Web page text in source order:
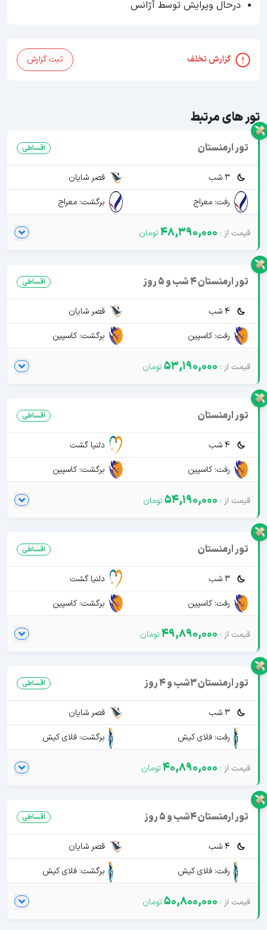
درحال ویرایش توسط آژانس
گزارش تخلف ثبت گزارش
تور های مرتبط
تور ارمنستان اقساطی
3 شب
قصر شایان
رفت: معراج
برگشت: معراج
48,390,000
تور ارمنستان 4 شب و 5 روز اقساطی
4 شب
قصر شایان
رفت: کاسپین
برگشت: کاسپین
53,190,000
تور ارمنستان اقساطی
4 شب
دلنیا گشت
رفت: کاسپین
برگشت: کاسپین
54,190,000
تور ارمنستان اقساطی
3 شب
دلنیا گشت
رفت: کاسپین
برگشت: کاسپین
49,890,000
تور ارمنستان 3شب و 4 روز اقساطی
3 شب
قصر شایان
رفت: فلای کیش
برگشت: فلای کیش
40,890,000
تور ارمنستان 4شب و 5 روز اقساطی
4 شب
قصر شایان
رفت: فلای کیش
برگشت: فلای کیش
50,800,000